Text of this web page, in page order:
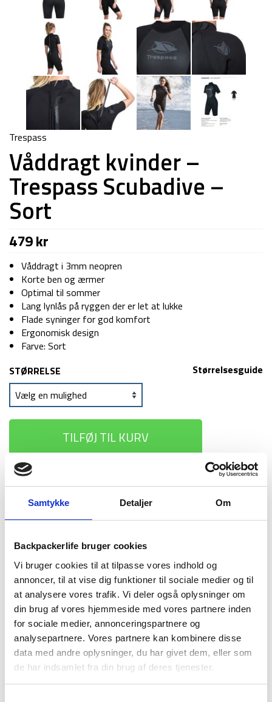
Samtykke Detaljer Om
Backpackerlife bruger cookies
Vi bruger cookies til at tilpasse vores indhold og
annoncer, til at vise dig funktioner til sociale medier og til
at analysere vores trafik. Vi deler også oplysninger om
din brug af vores hjemmeside med vores partnere inden
for sociale medier, annonceringspartnere og
analysepartnere. Vores partnere kan kombinere disse
data med andre oplysninger, du har givet dem, eller som
de har indsamlet fra din brug af deres tjenester.
Trespass
Våddragt kvinder –
Trespass Scubadive –
Sort
479kr
Våddragt i 3mm neopren
Korte ben og ærmer
Optimal til sommer
Lang lynlås på ryggen der er let at lukke
Flade syninger for god komfort
Ergonomisk design
Farve: Sort
Størrelsesguide
STØRRELSE
TILFØJ TIL KURV
Backpackerlife anbefaler sammen med
Badesko
1-2 dages
levering
Fri fragt over
499 kr
returret
BESKRIVELSE
YDERLIGERE INFORMATION
BRAND
FAQ